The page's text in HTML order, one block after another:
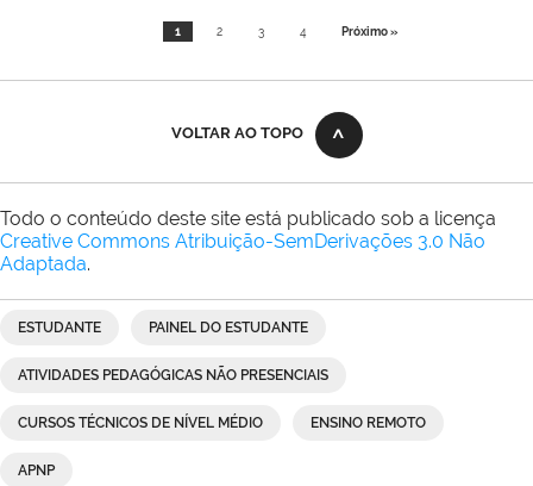
1 2 3 4 Próximo »
VOLTAR AO TOPO
Todo o conteúdo deste site está publicado sob a licença
Creative Commons Atribuição-SemDerivações 3.0 Não
Adaptada.
ESTUDANTE PAINEL DO ESTUDANTE
ATIVIDADES PEDAGÓGICAS NÃO PRESENCIAIS
CURSOS TÉCNICOS DE NÍVEL MÉDIO ENSINO REMOTO
APNP